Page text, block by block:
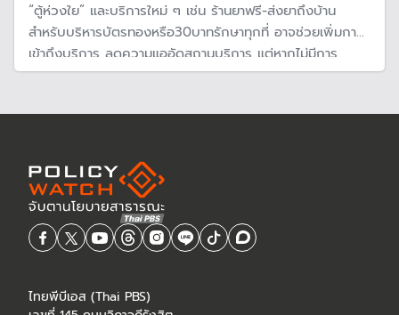
“ตู้ห่วงใย” และบริการใหม่ ๆ เช่น ร้านยาฟรี-ส่งยาถึงบ้าน
สำหรับบริหารบัตรทองหรือ30บาทรักษาทุกที่ อาจช่วยเพิ่มการ
เข้าถึงบริการ ลดความแออัดสถานบริการ แต่หากไม่มีการ
ประเมินต้นทุน และคุณภาพบริการ ทำให้มีคำถามตามมาว่าเป็น
ไทยพีบีเอส (Thai PBS)